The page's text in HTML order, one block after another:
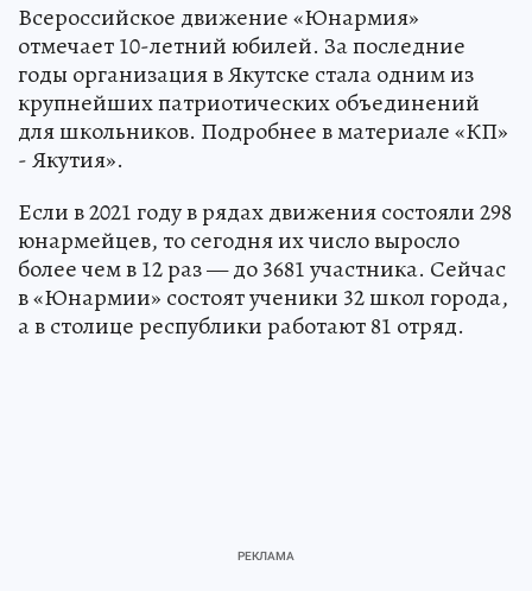
Всероссийское движение «Юнармия»
отмечает 10-летний юбилей. За последние
годы организация в Якутске стала одним из
крупнейших патриотических объединений
для школьников. Подробнее в материале «КП»
- Якутия».
Если в 2021 году в рядах движения состояли 298
юнармейцев, то сегодня их число выросло
более чем в 12 раз — до 3681 участника. Сейчас
в «Юнармии» состоят ученики 32 школ города,
а в столице республики работают 81 отряд.